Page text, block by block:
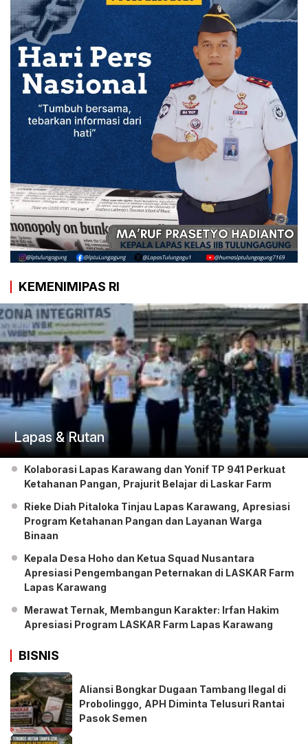
KEMENIMIPAS RI
Lapas & Rutan
Kolaborasi Lapas Karawang dan Yonif TP 941 Perkuat
Ketahanan Pangan, Prajurit Belajar di Laskar Farm
Rieke Diah Pitaloka Tinjau Lapas Karawang, Apresiasi
Program Ketahanan Pangan dan Layanan Warga
Binaan
Kepala Desa Hoho dan Ketua Squad Nusantara
Apresiasi Pengembangan Peternakan di LASKAR Farm
Lapas Karawang
Merawat Ternak, Membangun Karakter: Irfan Hakim
Apresiasi Program LASKAR Farm Lapas Karawang
BISNIS
Aliansi Bongkar Dugaan Tambang Ilegal di
Probolinggo, APH Diminta Telusuri Rantai
Pasok Semen